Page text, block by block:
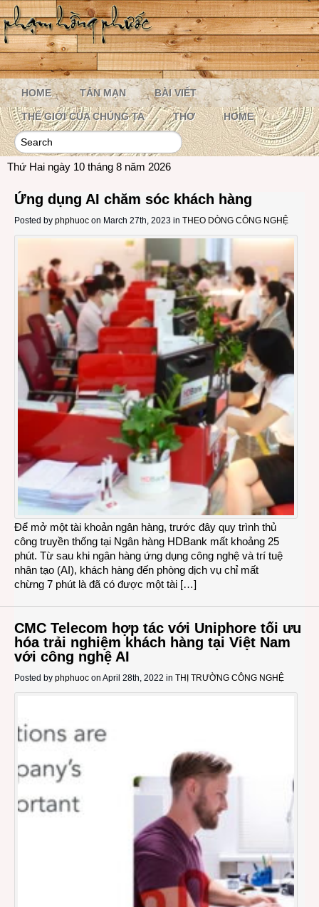
HOME TẢN MẠN BÀI VIẾT
THẾ GIỚI CỦA CHÚNG TA THƠ HOME
Thứ Hai ngày 10 tháng 8 năm 2026
Ứng dụng AI chăm sóc khách hàng
Posted by phphuoc on March 27th, 2023 in THEO DÒNG CÔNG NGHỆ
Để mở một tài khoản ngân hàng, trước đây quy trình thủ
công truyền thống tại Ngân hàng HDBank mất khoảng 25
phút. Từ sau khi ngân hàng ứng dụng công nghệ và trí tuệ
nhân tạo (AI), khách hàng đến phòng dịch vụ chỉ mất
chừng 7 phút là đã có được một tài […]
CMC Telecom hợp tác với Uniphore tối ưu
hóa trải nghiệm khách hàng tại Việt Nam
với công nghệ AI
Posted by phphuoc on April 28th, 2022 in THỊ TRƯỜNG CÔNG NGHỆ